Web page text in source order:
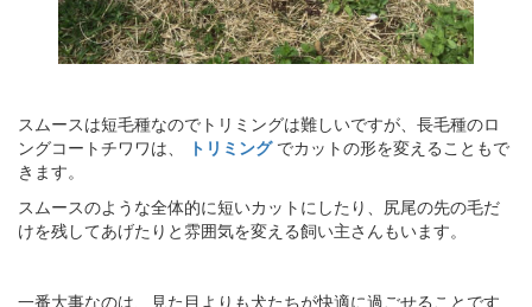
スムースは短毛種なのでトリミングは難しいですが、長毛種のロ
ングコートチワワは、
トリミング でカットの形を変えることもで
きます。
スムースのような全体的に短いカットにしたり、尻尾の先の毛だ
けを残してあげたりと雰囲気を変える飼い主さんもいます。
一番大事なのは、見た目よりも犬たちが快適に過ごせることです